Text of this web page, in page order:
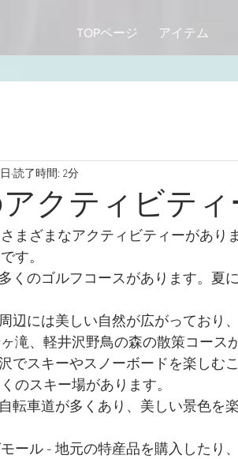
TOPページ アイテム
クティビティ
読了時間: 2分
まざまなアクティビティーがあり
す。
くのゴルフコースがあります。夏
辺には美しい自然が広がっており
滝、軽井沢野鳥の森の散策コース
でスキーやスノーボードを楽しむ
のスキー場があります。
転車道が多くあり、美しい景色を
ール - 地元の特産品を購入したり